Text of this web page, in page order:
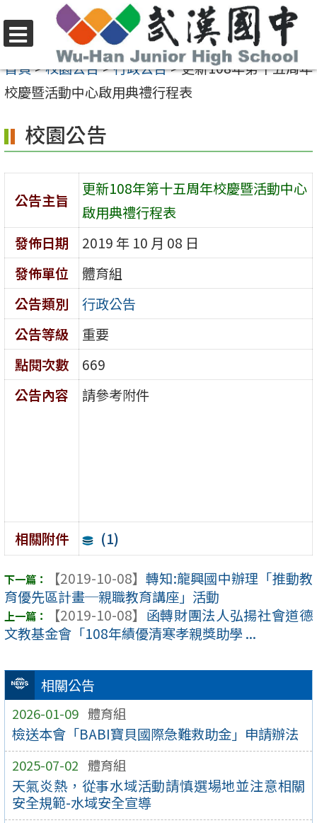
至
要
容
區
選
單
首頁>校園公告>行政公告>更新108年第十五周年
校慶暨活動中心啟用典禮行程表
相關公告
2026-01-09 體育組
檢送本會「BABI寶貝國際急難救助金」申請辦法
2025-07-02 體育組
天氣炎熱，從事水域活動請慎選場地並注意相關
安全規範-水域安全宣導
校園公告
公告主旨
更新108年第十五周年校慶暨活動中心
啟用典禮行程表
發佈日期
2019 年 10 月 08 日
發佈單位
體育組
公告類別
行政公告
公告等級
重要
點閱次數
669
公告內容
請參考附件
相關附件 (1)
【2019-10-08】 轉知:龍興國中辦理「推動教
育優先區計畫─親職教育講座」活動
【2019-10-08】 函轉財團法人弘揚社會道德
文教基金會「108年績優清寒孝親獎助學 ...